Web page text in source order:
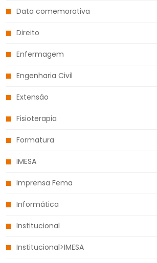
Data comemorativa
Direito
Enfermagem
Engenharia Civil
Extensão
Fisioterapia
Formatura
IMESA
Imprensa Fema
Informática
Institucional
Institucional>IMESA